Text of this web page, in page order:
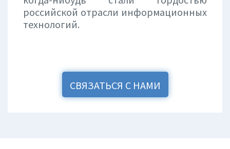
российской отрасли информационных
технологий.
СВЯЗАТЬСЯ С НАМИ